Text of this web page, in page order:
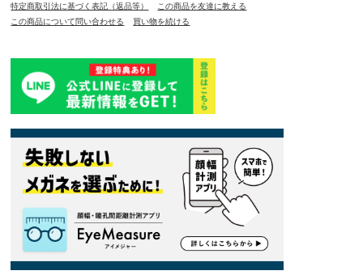
特定商取引法に基づく表記（返品等）
この商品を友達に教える
この商品について問い合わせる
買い物を続ける